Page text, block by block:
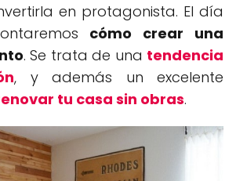
en protagonista. El día
cómo crear una
. Se trata de una tendencia
, y además un excelente
tu casa sin obras.